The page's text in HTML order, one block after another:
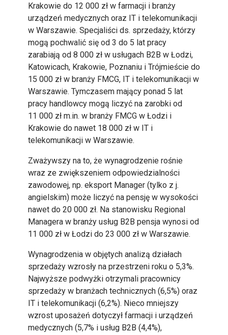
Krakowie do 12 000 zł w farmacji i branży
urządzeń medycznych oraz IT i telekomunikacji
w Warszawie. Specjaliści ds. sprzedaży, którzy
mogą pochwalić się od 3 do 5 lat pracy
zarabiają od 8 000 zł w usługach B2B w Łodzi,
Katowicach, Krakowie, Poznaniu i Trójmieście do
15 000 zł w branży FMCG, IT i telekomunikacji w
Warszawie. Tymczasem mający ponad 5 lat
pracy handlowcy mogą liczyć na zarobki od
11 000 zł m.in. w branży FMCG w Łodzi i
Krakowie do nawet 18 000 zł w IT i
telekomunikacji w Warszawie.
Zważywszy na to, że wynagrodzenie rośnie
wraz ze zwiększeniem odpowiedzialności
zawodowej, np. eksport Manager (tylko z j.
angielskim) może liczyć na pensję w wysokości
nawet do 20 000 zł. Na stanowisku Regional
Managera w branży usług B2B pensja wynosi od
11 000 zł w Łodzi do 23 000 zł w Warszawie.
Wynagrodzenia w objętych analizą działach
sprzedaży wzrosły na przestrzeni roku o 5,3%.
Najwyższe podwyżki otrzymali pracownicy
sprzedaży w branżach technicznych (6,5%) oraz
IT i telekomunikacji (6,2%). Nieco mniejszy
wzrost uposażeń dotyczył farmacji i urządzeń
medycznych (5,7% i usług B2B (4,4%),